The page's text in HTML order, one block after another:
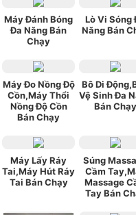
Máy Đánh Bóng
Đa Năng Bán
Chạy
Lò Vi Sóng
Năng Bán
Máy Đo Nồng Độ
Cồn,Máy Thổi
Nồng Độ Cồn
Bán Chạy
Bô Di
Vệ Sinh Đa
Bán Chạy
Máy Lấy Ráy
Tai,Máy Hút Ráy
Tai Bán Chạy
Súng
Cầm
Massage
Tay Bán